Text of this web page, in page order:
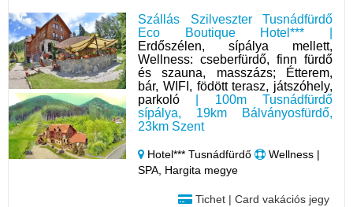
Szállás Szilveszter Tusnádfürdő
Eco Boutique Hotel*** |
Erdőszélen, sípálya mellett,
Wellness: cseberfürdő, finn fürdő
és szauna, masszázs; Étterem,
bár, WIFI, födött terasz, játszóhely,
parkoló | 100m Tusnádfürdő
sípálya, 19km Bálványosfürdő,
23km Szent
Hotel*** Tusnádfürdő
Wellness |
SPA, Hargita megye
Tichet | Card vakációs jegy